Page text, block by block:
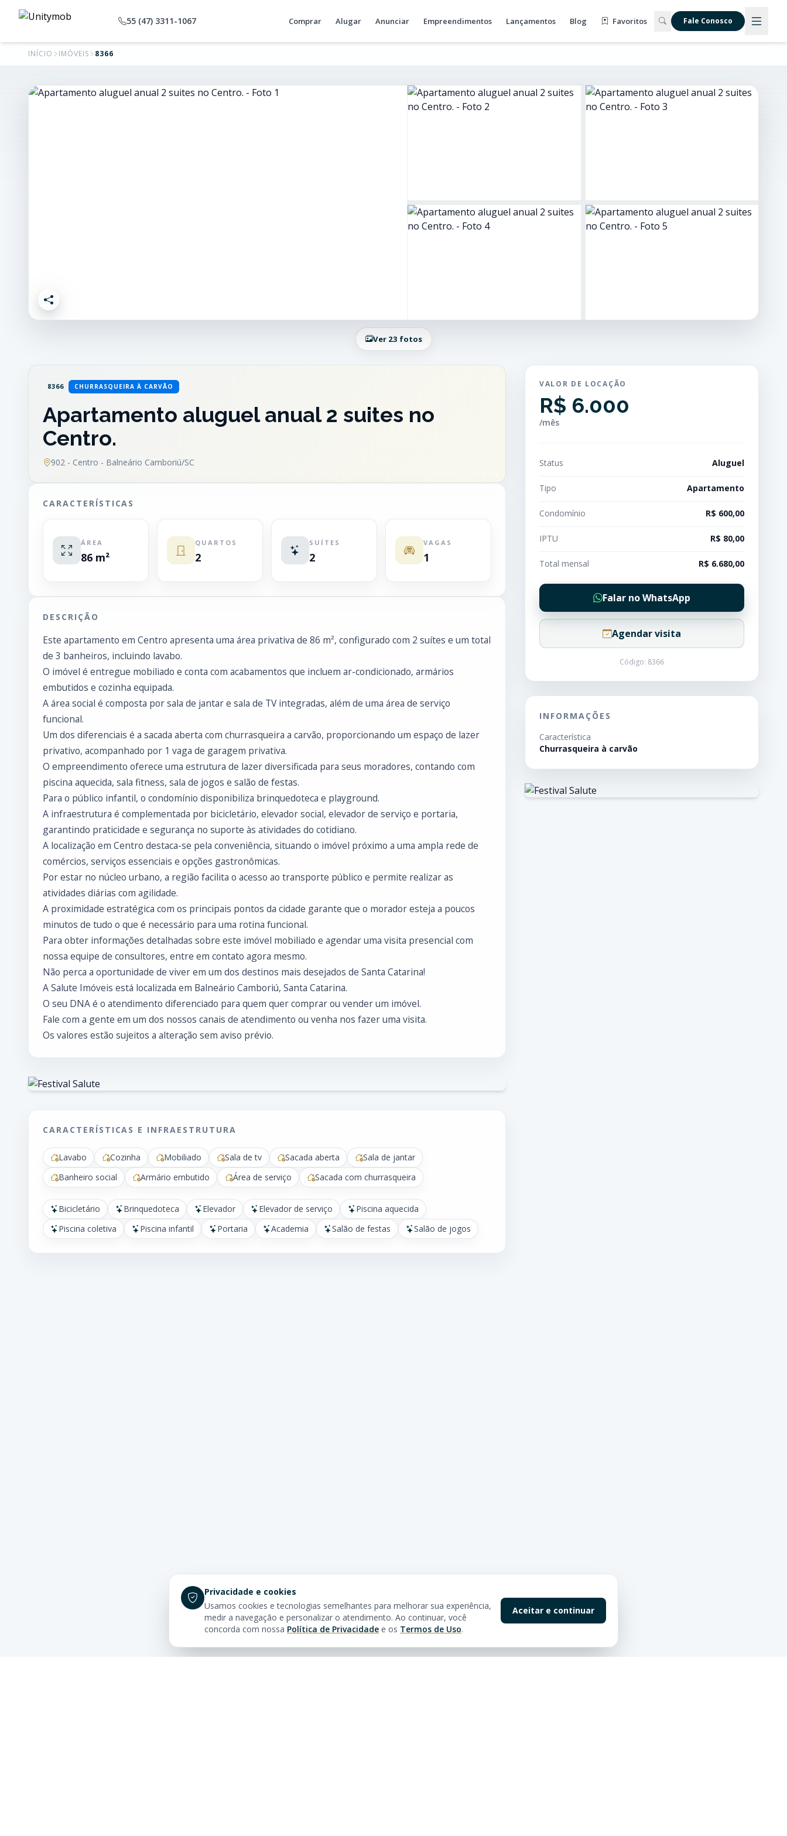
55 (47) 3311-1067 Comprar Alugar Anunciar Empreendimentos Lançamentos Blog Favoritos Fale Conosco
INÍCIO IMÓVEIS 8366
Ver 23 fotos
8366 CHURRASQUEIRA À CARVÃO
Apartamento aluguel anual 2 suites no
Centro.
902 - Centro - Balneário Camboriú/SC
CARACTERÍSTICAS
ÁREA
86 m²
QUARTOS
2
SUÍTES
2
VAGAS
1
DESCRIÇÃO
Este apartamento em Centro apresenta uma área privativa de 86 m², configurado com 2 suítes e um total
de 3 banheiros, incluindo lavabo.
O imóvel é entregue mobiliado e conta com acabamentos que incluem ar-condicionado, armários
embutidos e cozinha equipada.
A área social é composta por sala de jantar e sala de TV integradas, além de uma área de serviço
funcional.
Um dos diferenciais é a sacada aberta com churrasqueira a carvão, proporcionando um espaço de lazer
privativo, acompanhado por 1 vaga de garagem privativa.
O empreendimento oferece uma estrutura de lazer diversificada para seus moradores, contando com
piscina aquecida, sala fitness, sala de jogos e salão de festas.
Para o público infantil, o condomínio disponibiliza brinquedoteca e playground.
A infraestrutura é complementada por bicicletário, elevador social, elevador de serviço e portaria,
garantindo praticidade e segurança no suporte às atividades do cotidiano.
A localização em Centro destaca-se pela conveniência, situando o imóvel próximo a uma ampla rede de
comércios, serviços essenciais e opções gastronômicas.
Por estar no núcleo urbano, a região facilita o acesso ao transporte público e permite realizar as
atividades diárias com agilidade.
A proximidade estratégica com os principais pontos da cidade garante que o morador esteja a poucos
minutos de tudo o que é necessário para uma rotina funcional.
Para obter informações detalhadas sobre este imóvel mobiliado e agendar uma visita presencial com
nossa equipe de consultores, entre em contato agora mesmo.
Não perca a oportunidade de viver em um dos destinos mais desejados de Santa Catarina!
A Salute Imóveis está localizada em Balneário Camboriú, Santa Catarina.
O seu DNA é o atendimento diferenciado para quem quer comprar ou vender um imóvel.
Fale com a gente em um dos nossos canais de atendimento ou venha nos fazer uma visita.
Os valores estão sujeitos a alteração sem aviso prévio.
CARACTERÍSTICAS E INFRAESTRUTURA
Lavabo Cozinha Mobiliado Sala de tv Sacada aberta
Sala de jantar
Banheiro social
Armário embutido Área de serviço Sacada com churrasqueira
Bicicletário Brinquedoteca Elevador Elevador de serviço
Piscina aquecida
Piscina coletiva
Piscina infantil Portaria Academia Salão de festas Salão de jogos
VALOR DE LOCAÇÃO
R$ 6.000
/mês
Status Aluguel
Tipo Apartamento
Condomínio R$ 600,00
IPTU R$ 80,00
Total mensal R$ 6.680,00
Falar no WhatsApp
Agendar visita
Código: 8366
INFORMAÇÕES
Característica
Churrasqueira à carvão
Privacidade e cookies
Usamos cookies e tecnologias semelhantes para melhorar sua experiência,
medir a navegação e personalizar o atendimento. Ao continuar, você
concorda com nossa Política de Privacidade e os Termos de Uso.
Aceitar e continuar